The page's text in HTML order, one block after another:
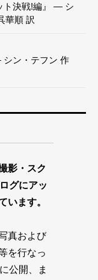
ト決戦!編』 — シ
華順 訳
シン・テフン 作
影・スク
グにアッ
います。
真および
を行なっ
公開、ま